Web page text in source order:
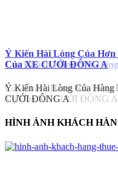
Các Khách Hàng Nổi
Các Khách Hàng Nổi
Vụ Của XE CƯỚI ĐÔNG A
HÌNH ẢNH KHÁCH